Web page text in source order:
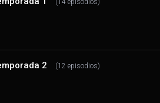
LAND
2 (12 episodios)